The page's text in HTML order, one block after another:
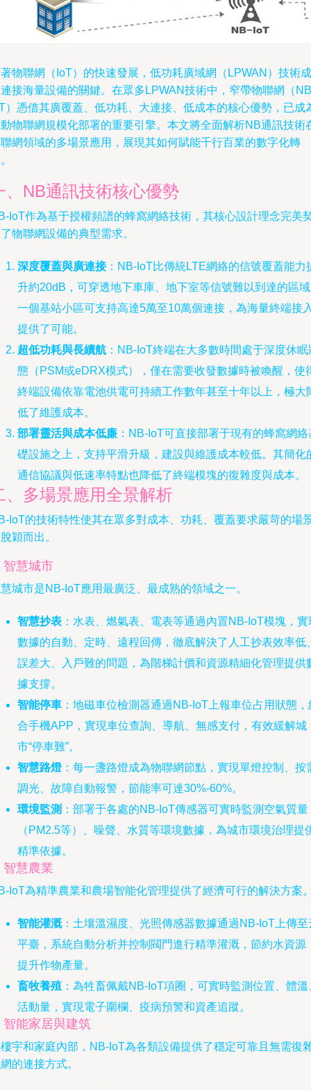
物聯網（IoT）的快速發展，低功耗廣域網（LPWAN）技術成
接海量設備的關鍵。在眾多LPWAN技術中，窄帶物聯網（
）憑借其廣覆蓋、低功耗、大連接、低成本的核心優勢，已成
物聯網規模化部署的重要引擎。本文將全面解析NB通訊技術
網領域的多場景應用，展現其如何賦能千行百業的數字化轉
、NB通訊技術核心優勢
IoT作為基于授權頻譜的蜂窩網絡技術，其核心設計理念完美
物聯網設備的典型需求。
深度覆蓋與廣連接：NB-IoT比傳統LTE網絡的信號覆蓋能力
升約20dB，可穿透地下車庫、地下室等信號難以到達的區
一個基站小區可支持高達5萬至10萬個連接，為海量終端接
提供了可能。
超低功耗與長續航 ：NB-IoT終端在大多數時間處于深度休眠
態（PSM或eDRX模式），僅在需要收發數據時被喚醒，使
終端設備依靠電池供電可持續工作數年甚至十年以上，極大
低了維護成本。
部署靈活與成本低廉 ：NB-IoT可直接部署于現有的蜂窩網絡
礎設施之上，支持平滑升級，建設與維護成本較低。其簡化
通信協議與低速率特點也降低了終端模塊的復雜度與成本。
、多場景應用全景解析
IoT的技術特性使其在眾多對成本、功耗、覆蓋要求嚴苛的場
穎而出。
智慧城市
城市是NB-IoT應用最廣泛、最成熟的領域之一。
智慧抄表 ：水表、燃氣表、電表等通過內置NB-IoT模塊，實
數據的自動、定時、遠程回傳，徹底解決了人工抄表效率低
誤差大、入戶難的問題，為階梯計價和資源精細化管理提供
據支撐。
智能停車 ：地磁車位檢測器通過NB-IoT上報車位占用狀態，
合手機APP，實現車位查詢、導航、無感支付，有效緩解城
市“停車難”。
智慧路燈：每一盞路燈成為物聯網節點，實現單燈控制、按
調光、故障自動報警，節能率可達30%-60%。
環境監測 ：部署于各處的NB-IoT傳感器可實時監測空氣質量
（PM2.5等）、噪聲、水質等環境數據，為城市環境治理提
精準依據。
智慧農業
IoT為精準農業和農場智能化管理提供了經濟可行的解決方案
智能灌溉：土壤溫濕度、光照傳感器數據通過NB-IoT上傳至
平臺，系統自動分析并控制閥門進行精準灌溉，節約水資源
提升作物產量。
畜牧養殖 ：為牲畜佩戴NB-IoT項圈，可實時監測位置、體溫
活動量，實現電子圍欄、疫病預警和資產追蹤。
智能家居與建筑
宇和家庭內部，NB-IoT為各類設備提供了穩定可靠且無需復
的連接方式。